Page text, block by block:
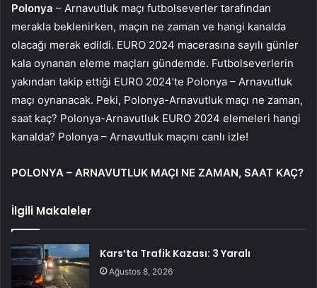
Polonya – Arnavutluk maçı futbolseverler tarafından
merakla beklenirken, maçın ne zaman ve hangi kanalda
olacağı merak edildi. EURO 2024 macerasına sayılı günler
kala oynanan eleme maçları gündemde. Futbolseverlerin
yakından takip ettiği EURO 2024’te Polonya – Arnavutluk
maçı oynanacak. Peki, Polonya-Arnavutluk maçı ne zaman,
saat kaç? Polonya-Arnavutluk EURO 2024 elemeleri hangi
kanalda? Polonya – Arnavutluk maçını canlı izle!
POLONYA – ARNAVUTLUK MAÇI NE ZAMAN, SAAT KAÇ?
İlgili Makaleler
Kars’ta Trafik Kazası: 3 Yaralı
Ağustos 8, 2026